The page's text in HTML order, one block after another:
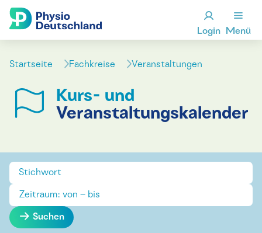
Login Menü
Startseite Fachkreise Veranstaltungen
Kurs- und
Veranstaltungskalender
Suchen